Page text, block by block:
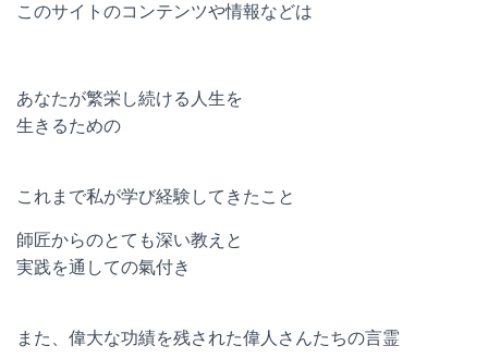
このサイトのコンテンツや情報などは
あなたが繁栄し続ける人生を
生きるための
これまで私が学び経験してきたこと
師匠からのとても深い教えと
実践を通しての氣付き
また、偉大な功績を残された偉人さんたちの言霊